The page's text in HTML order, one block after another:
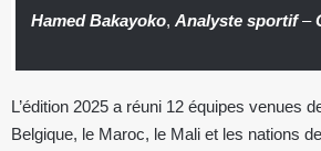
Hamed Bakayoko, Analyste sportif–
L’édition 2025 a réuni 12 équipes venues
Belgique, le Maroc, le Mali et les nations